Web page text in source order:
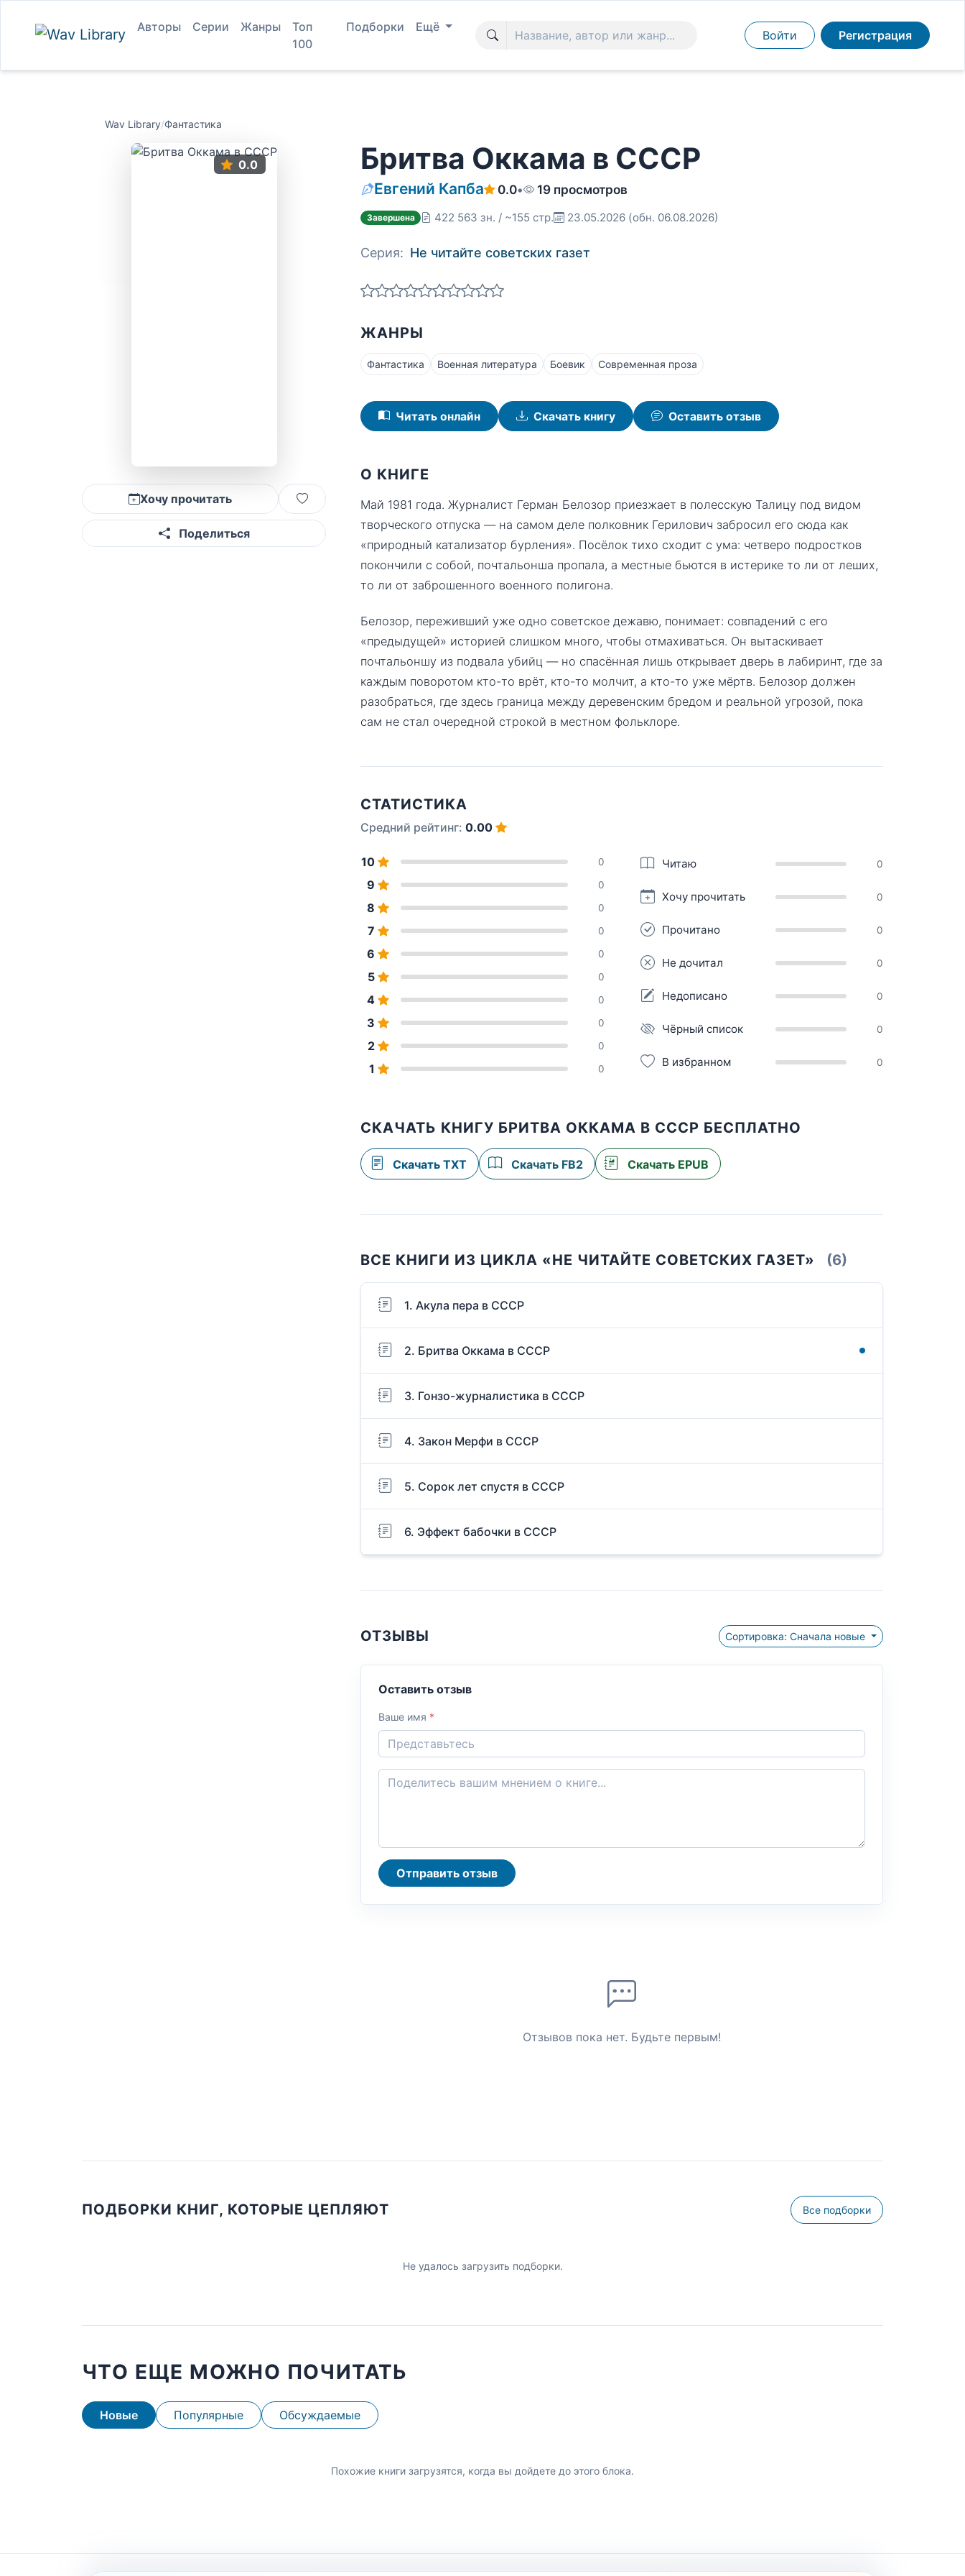
Авторы Серии Жанры
Топ
100
Подборки Ещё
Войти Регистрация
Wav Library/Фантастика
0.0
Хочу прочитать
Поделиться
Бритва Оккама в СССР
Евгений Капба 0.0• 19 просмотров
Завершена 422 563 зн. / ~155 стр. 23.05.2026 (обн. 06.08.2026)
Серия: Не читайте советских газет
ЖАНРЫ
Фантастика Военная литература Боевик Современная проза
Читать онлайн Скачать книгу Оставить отзыв
О КНИГЕ
Май 1981 года. Журналист Герман Белозор приезжает в полесскую Талицу под видом
творческого отпуска — на самом деле полковник Герилович забросил его сюда как
«природный катализатор бурления». Посёлок тихо сходит с ума: четверо подростков
покончили с собой, почтальонша пропала, а местные бьются в истерике то ли от леших,
то ли от заброшенного военного полигона.
Белозор, переживший уже одно советское дежавю, понимает: совпадений с его
«предыдущей» историей слишком много, чтобы отмахиваться. Он вытаскивает
почтальоншу из подвала убийц — но спасённая лишь открывает дверь в лабиринт, где за
каждым поворотом кто-то врёт, кто-то молчит, а кто-то уже мёртв. Белозор должен
разобраться, где здесь граница между деревенским бредом и реальной угрозой, пока
сам не стал очередной строкой в местном фольклоре.
СТАТИСТИКА
Средний рейтинг: 0.00
10 0
9 0
8 0
7 0
6 0
5 0
4 0
3 0
2 0
1 0
Читаю 0
Хочу прочитать 0
Прочитано 0
Не дочитал 0
Недописано 0
Чёрный список 0
В избранном 0
СКАЧАТЬ КНИГУ БРИТВА ОККАМА В СССР БЕСПЛАТНО
Скачать TXT Скачать FB2 Скачать EPUB
ВСЕ КНИГИ ИЗ ЦИКЛА «НЕ ЧИТАЙТЕ СОВЕТСКИХ ГАЗЕТ» (6)
1. Акула пера в СССР
2. Бритва Оккама в СССР
3. Гонзо-журналистика в СССР
4. Закон Мерфи в СССР
5. Сорок лет спустя в СССР
6. Эффект бабочки в СССР
ОТЗЫВЫ Сортировка: Сначала новые
Оставить отзыв
Ваше имя *
Отправить отзыв
Отзывов пока нет. Будьте первым!
ПОДБОРКИ КНИГ, КОТОРЫЕ ЦЕПЛЯЮТ Все подборки
Не удалось загрузить подборки.
ЧТО ЕЩЕ МОЖНО ПОЧИТАТЬ
Новые Популярные Обсуждаемые
Похожие книги загрузятся, когда вы дойдете до этого блока.